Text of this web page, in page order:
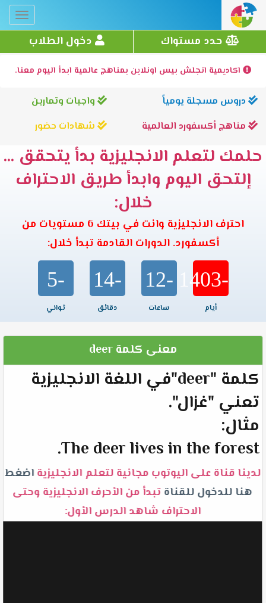
حدد مستواك دخول الطلاب
اكاديمية انجلش بيس اونلاين بمناهج عالمية ابدأ اليوم معنا.
دروس مسجلة يومياً
واجبات وتمارين
مناهج أكسفورد العالمية
شهادات حضور
حلمك لتعلم الانجليزية بدأ يتحقق ...
إلتحق اليوم وابدأ طريق الاحتراف
خلال:
احترف الانجليزية وانت في بيتك 6 مستويات من
أكسفورد. الدورات القادمة تبدأ خلال:
-1403
أيام
-12
ساعات
-14
دقائق
-5
ثواني
معنى كلمة deer
كلمة "deer"في اللغة الانجليزية
تعني "غزال".
مثال:
The deer lives in the forest.
لدينا قناة على اليوتوب مجانية لتعلم الانجليزية اضغط
هنا للدخول للقناةتبدأ من الأحرف الانجليزية وحتى
الاحتراف شاهد الدرس الأول: